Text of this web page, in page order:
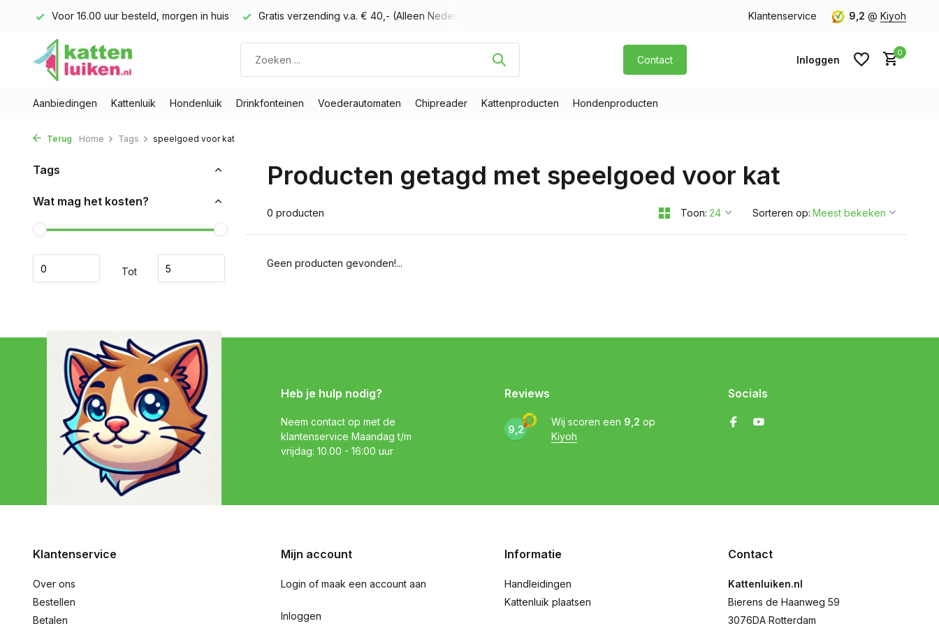
Voor 16.00 uur besteld, morgen in huis Gratis verzending v.a. € 40,- (Alleen Nederland) Gratis verzending v.a. € 40,- (Alleen Nederland)
Klantenservice 9,2 @ Kiyoh
Contact Inloggen
0
Aanbiedingen Kattenluik Hondenluik Drinkfonteinen Voederautomaten Chipreader Kattenproducten Hondenproducten
Terug Home Tags speelgoed voor kat
Tags
Wat mag het kosten?
Tot
Producten getagd met speelgoed voor kat
0 producten Toon: Sorteren op:
Geen producten gevonden!...
Heb je hulp nodig?
Neem contact op met de
klantenservice Maandag t/m
vrijdag: 10.00 - 16:00 uur
Reviews
9,2
Wij scoren een 9,2 op
Kiyoh
Socials
Klantenservice
Over ons
Bestellen
Betalen
Mijn account
Login of maak een account aan
Inloggen
Informatie
Handleidingen
Kattenluik plaatsen
Contact
Kattenluiken.nl
Bierens de Haanweg 59
3076DA Rotterdam